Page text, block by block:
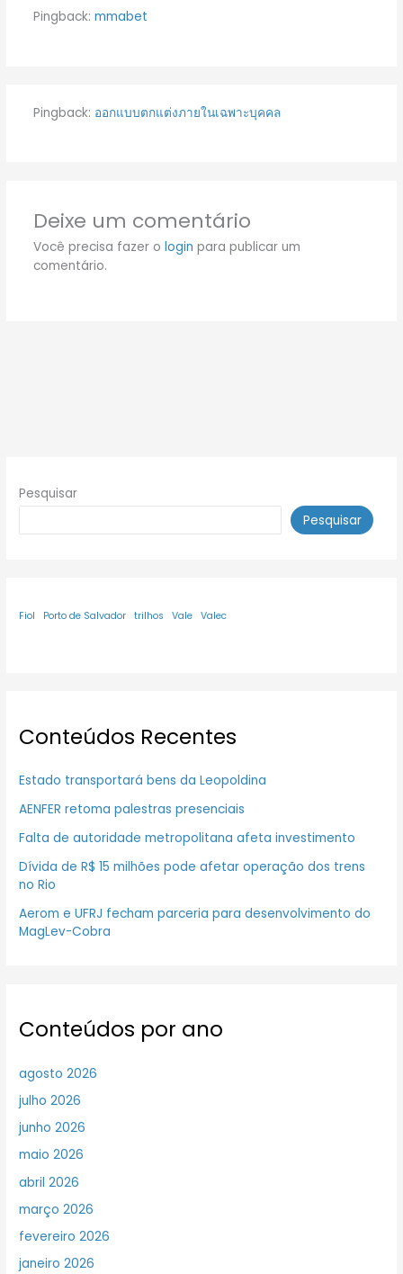
Pingback: mmabet
Pingback: ออกแบบตกแต่งภายในเฉพาะบุคคล
Deixe um comentário
Você precisa fazer o login para publicar um
comentário.
Pesquisar
Pesquisar
Fiol Porto de Salvador trilhos Vale Valec
Conteúdos Recentes
Estado transportará bens da Leopoldina
AENFER retoma palestras presenciais
Falta de autoridade metropolitana afeta investimento
Dívida de R$ 15 milhões pode afetar operação dos trens
no Rio
Aerom e UFRJ fecham parceria para desenvolvimento do
MagLev-Cobra
Conteúdos por ano
agosto 2026
julho 2026
junho 2026
maio 2026
abril 2026
março 2026
fevereiro 2026
janeiro 2026